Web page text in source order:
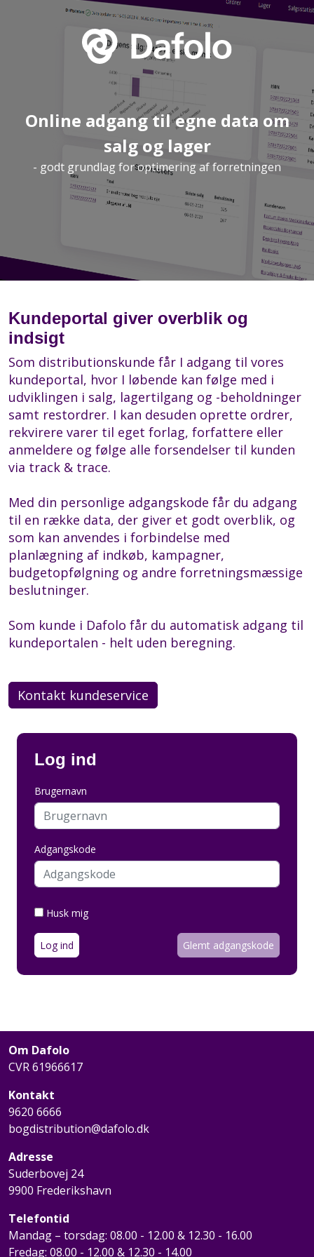
Online adgang til egne data om
salg og lager
- godt grundlag for optimering af forretningen
Kundeportal giver overblik og
indsigt
Som distributionskunde får I adgang til vores
kundeportal, hvor I løbende kan følge med i
udviklingen i salg, lagertilgang og -beholdninger
samt restordrer. I kan desuden oprette ordrer,
rekvirere varer til eget forlag, forfattere eller
anmeldere og følge alle forsendelser til kunden
via track & trace.
Med din personlige adgangskode får du adgang
til en række data, der giver et godt overblik, og
som kan anvendes i forbindelse med
planlægning af indkøb, kampagner,
budgetopfølgning og andre forretningsmæssige
beslutninger.
Som kunde i Dafolo får du automatisk adgang til
kundeportalen - helt uden beregning.
Kontakt kundeservice
Log ind
Brugernavn
Adgangskode
Husk mig
Log ind
Om Dafolo
CVR 61966617
Kontakt
9620 6666
bogdistribution@dafolo.dk
Adresse
Suderbovej 24
9900 Frederikshavn
Telefontid
Mandag – torsdag: 08.00 - 12.00 & 12.30 - 16.00
Fredag: 08.00 - 12.00 & 12.30 - 14.00